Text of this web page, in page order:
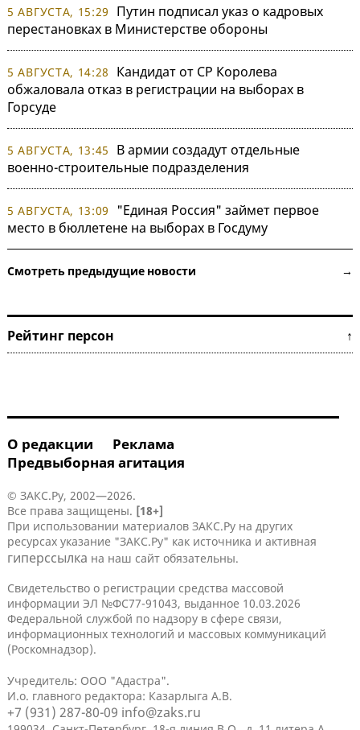
5 АВГУСТА, 15:29
Путин подписал указ о кадровых
перестановках в Министерстве обороны
5 АВГУСТА, 14:28
Кандидат от СР Королева
обжаловала отказ в регистрации на выборах в
Горсуде
5 АВГУСТА, 13:45
В армии создадут отдельные
военно-строительные подразделения
5 АВГУСТА, 13:09
"Единая Россия" займет первое
место в бюллетене на выборах в Госдуму
Смотреть предыдущие новости →
Рейтинг персон ↑
О редакции
Реклама
Предвыборная агитация
© ЗАКС.Ру, 2002—2026.
Все права защищены. [18+]
При использовании материалов ЗАКС.Ру на других
ресурсах указание "ЗАКС.Ру" как источника и активная
гиперссылка на наш сайт обязательны.
Свидетельство о регистрации средства массовой
информации ЭЛ №ФС77-91043, выданное 10.03.2026
Федеральной службой по надзору в сфере связи,
информационных технологий и массовых коммуникаций
(Роскомнадзор).
Учредитель: ООО "Адастра".
И.о. главного редактора: Казарлыга А.В.
+7 (931) 287-80-09 info@zaks.ru